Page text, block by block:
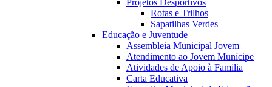
Rotas e Trilhos
Sapatilhas Verdes
Educação e Juventude
Assembleia Municipal Jovem
Atendimento ao Jovem Munícipe
Atividades de Apoio à Familia
Carta Educativa